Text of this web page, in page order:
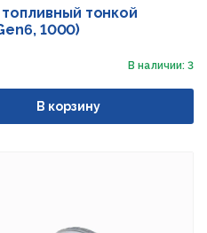
тонкой
1000)
В наличии: 3
В корзину